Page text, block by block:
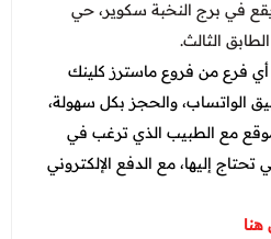
في برج النخبة سكوير، حي
الثالث.
فرع من فروع ماسترز كلينك
الواتساب، والحجز بكل سهولة،
مع الطبيب الذي ترغب في
إليها، مع الدفع الإلكتروني